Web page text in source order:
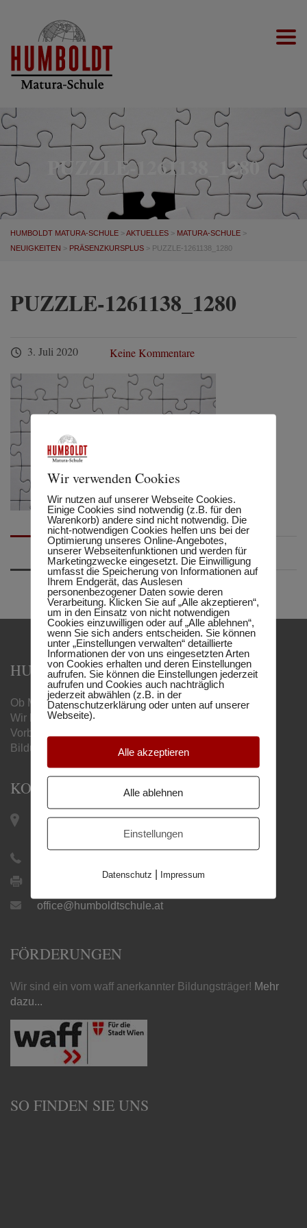
PUZZLE-1261138_1280
HUMBOLDT MATURA-SCHULE >AKTUELLES > MATURA-SCHULE >
NEUIGKEITEN > PRÄSENZKURSPLUS > PUZZLE-1261138_1280
PUZZLE-1261138_1280
3. Juli 2020 Keine Kommentare
HUMBOLDT MATURA-SCHULE
Ob Matura, Handelsschule oder Berufsreifeprüfung –
Wir begleiten Sie mit unseren online
Vorbereitungslehrgängen zum gewünschten
Bildungsabschluss.
KONTAKT
Keplerplatz 12 / Top 19 |
office@humboldtschule.at
FÖRDERUNGEN
Wir sind ein vom waff anerkannter Bildungsträger! Mehr
dazu...
SO FINDEN SIE UNS
Wir verwenden Cookies
Wir nutzen auf unserer Webseite Cookies.
Einige Cookies sind notwendig (z.B. für den
Warenkorb) andere sind nicht notwendig. Die
nicht-notwendigen Cookies helfen uns bei der
Optimierung unseres Online-Angebotes,
unserer Webseitenfunktionen und werden für
Marketingzwecke eingesetzt. Die Einwilligung
umfasst die Speicherung von Informationen auf
Ihrem Endgerät, das Auslesen
personenbezogener Daten sowie deren
Verarbeitung. Klicken Sie auf „Alle akzeptieren“,
um in den Einsatz von nicht notwendigen
Cookies einzuwilligen oder auf „Alle ablehnen“,
wenn Sie sich anders entscheiden. Sie können
unter „Einstellungen verwalten“ detaillierte
Informationen der von uns eingesetzten Arten
von Cookies erhalten und deren Einstellungen
aufrufen. Sie können die Einstellungen jederzeit
aufrufen und Cookies auch nachträglich
jederzeit abwählen (z.B. in der
Datenschutzerklärung oder unten auf unserer
Webseite).
Alle akzeptieren
Alle ablehnen
Einstellungen
Datenschutz | Impressum